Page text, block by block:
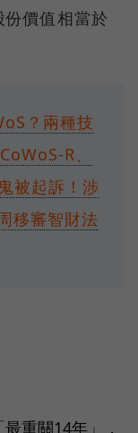
價值相當於
？兩種技
R、
被起訴！涉
移審智財法
重關14年」，